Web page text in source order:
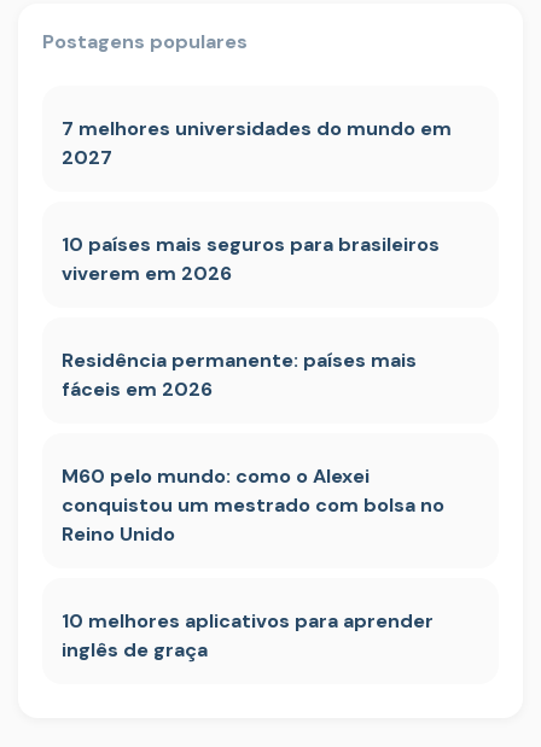
Postagens populares
7 melhores universidades do mundo em
2027
10 países mais seguros para brasileiros
viverem em 2026
Residência permanente: países mais
fáceis em 2026
M60 pelo mundo: como o Alexei
conquistou um mestrado com bolsa no
Reino Unido
10 melhores aplicativos para aprender
inglês de graça